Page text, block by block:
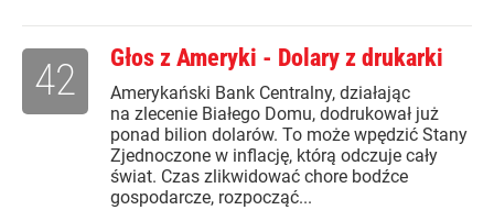
Głos z Ameryki - Dolary z drukarki
Amerykański Bank Centralny, działając
na zlecenie Białego Domu, dodrukował już
ponad bilion dolarów. To może wpędzić Stany
Zjednoczone w inflację, którą odczuje cały
świat. Czas zlikwidować chore bodźce
gospodarcze, rozpocząć...
42